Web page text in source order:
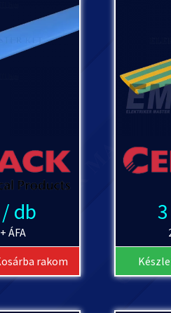
db
ÁFA
rakom